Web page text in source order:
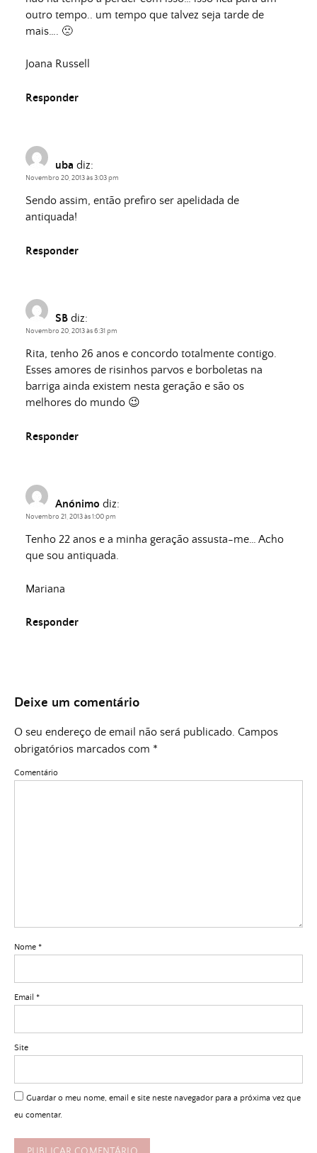
outro tempo.. um tempo que talvez seja tarde de
mais…. 🙁
Joana Russell
Responder
uba diz:
Novembro 20, 2013 às 3:03 pm
Sendo assim, então prefiro ser apelidada de
antiquada!
Responder
SB diz:
Novembro 20, 2013 às 6:31 pm
Rita, tenho 26 anos e concordo totalmente contigo.
Esses amores de risinhos parvos e borboletas na
barriga ainda existem nesta geração e são os
melhores do mundo 😉
Responder
Anónimo diz:
Novembro 21, 2013 às 1:00 pm
Tenho 22 anos e a minha geração assusta-me… Acho
que sou antiquada.
Mariana
Responder
Deixe um comentário
O seu endereço de email não será publicado. Campos
obrigatórios marcados com *
Comentário
Nome *
Email *
Site
Guardar o meu nome, email e site neste navegador para a próxima vez que
eu comentar.